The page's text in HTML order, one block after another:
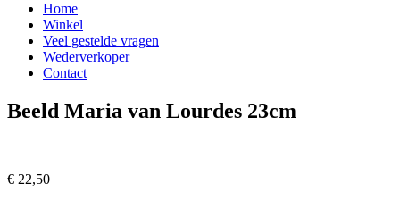
Home
Winkel
Veel gestelde vragen
Wederverkoper
Contact
Beeld Maria van Lourdes 23cm
€ 22,50